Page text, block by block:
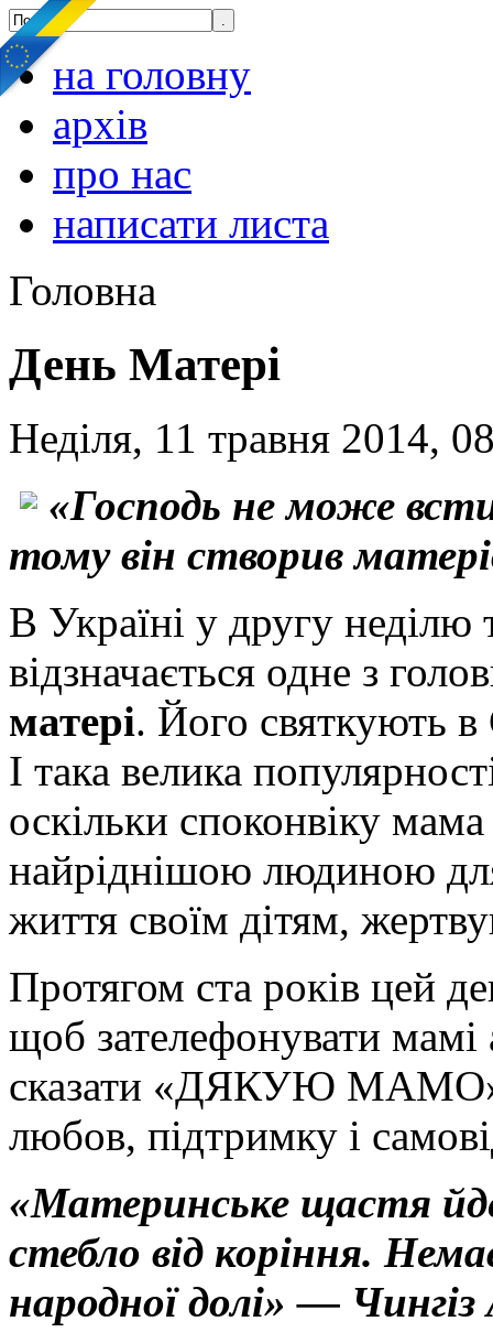
на головну
архів
про нас
написати листа
Головна
День Матері
Неділя, 11 травня 2014,
«Господь не може
тому він створив
В Україні у другу неділю
відзначається одне з
матері. Його святкують
І така велика
оскільки споконвіку
найріднішою людиною
життя своїм дітям,
Протягом ста років цей
щоб зателефонувати
сказати «ДЯКУЮ МАМО»
любов, підтримку і
«Материнське щастя
стебло від коріння.
народної долі» —